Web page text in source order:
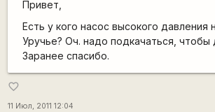
Привет,
Есть у кого насос высокого давления
Уручье? Оч. надо подкачаться, чтобы
Заранее спасибо.
favorite_border
11 Июл, 2011 12:04